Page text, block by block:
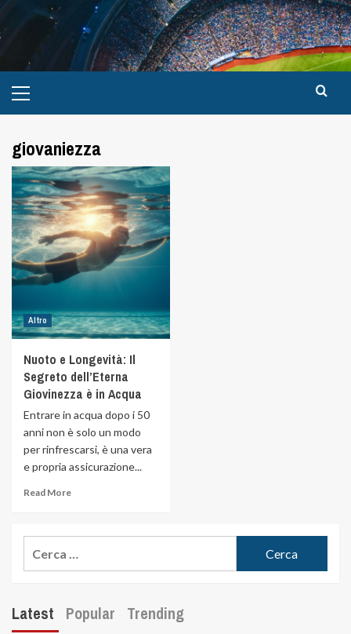
giovaniezza
Altro
Nuoto e Longevità: Il
Segreto dell’Eterna
Giovinezza è in Acqua
Entrare in acqua dopo i 50
anni non è solo un modo
per rinfrescarsi, è una vera
e propria assicurazione...
Read More
Latest Popular Trending